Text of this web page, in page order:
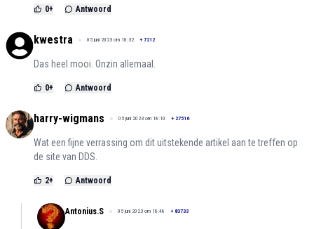
0+ Antwoord
kwestra 05 juni 2023 om 18:32 + 7212
Das heel mooi. Onzin allemaal.
0+ Antwoord
harry-wigmans 05 juni 2023 om 18:10 + 27516
Wat een fijne verrassing om dit uitstekende artikel aan te treffen op
de site van DDS.
2+ Antwoord
Antonius.S 05 juni 2023 om 18:48 + 83733